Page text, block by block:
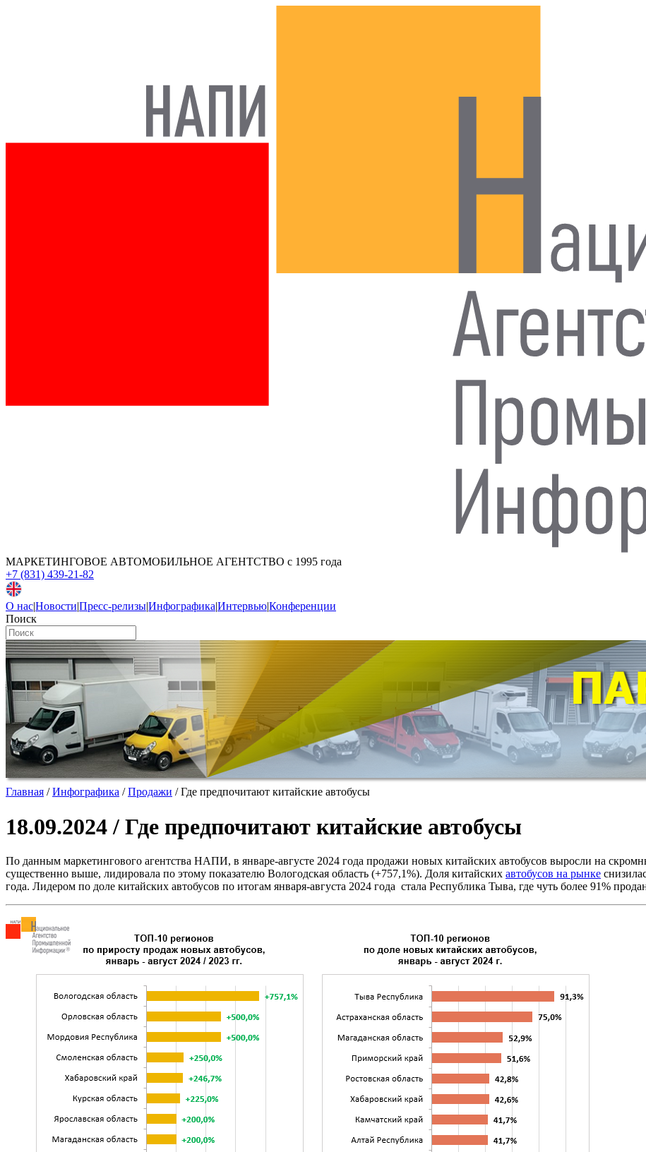
МАРКЕТИНГОВОЕ АВТОМОБИЛЬНОЕ АГЕНТСТВО с 1995 года
+7 (831) 439-21-82
О нас|Новости|Пресс-релизы|Инфографика|Интервью|Конференции
Поиск
Главная /Инфографика /Продажи /Где предпочитают китайские автобусы
18.09.2024 / Где предпочитают китайские автобусы
По данным маркетингового агентства НАПИ, в январе-августе 2024 года продажи новых китайских автобусов выросли на
существенно выше, лидировала по этому показателю Вологодская область (+757,1%). Доля китайских автобусов на рынке
года. Лидером по доле китайских автобусов по итогам января-августа 2024 года стала Республика Тыва, где чуть более 91%